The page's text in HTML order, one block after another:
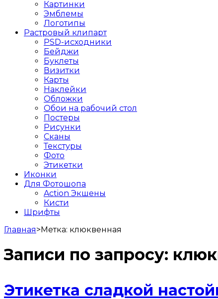
Картинки
Эмблемы
Логотипы
Растровый клипарт
PSD-исходники
Бейджи
Буклеты
Визитки
Карты
Наклейки
Обложки
Обои на рабочий стол
Постеры
Рисунки
Сканы
Текстуры
Фото
Этикетки
Иконки
Для Фотошопа
Action Экшены
Кисти
Шрифты
Главная>Метка: клюквенная
Записи по запросу:
Этикетка сладкой